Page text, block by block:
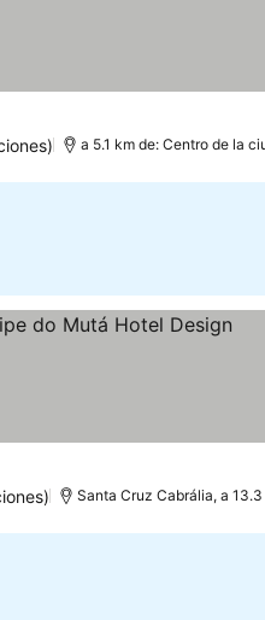
a 5.1 km de: Centro de la
Santa Cruz Cabrália, a